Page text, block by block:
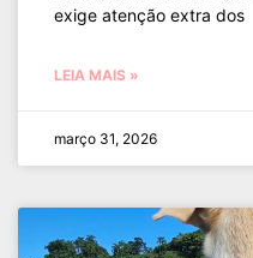
exige atenção extra dos
LEIA MAIS »
março 31, 2026